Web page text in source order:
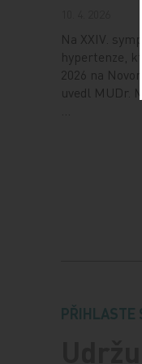
Na XXIV.
hypertenze,
2026 na
uvedl MUDr.
PŘIHLASTE